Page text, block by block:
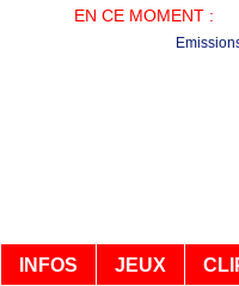
EN CE MOMENT :
INFOS JEUX